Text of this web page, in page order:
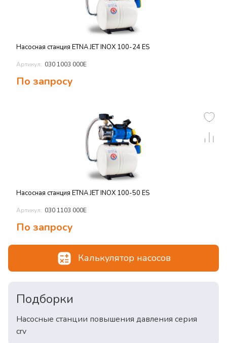
Насосная станция ETNA JET INOX 100-24 ES
Артикул: 030 1003 000E
По запросу
Насосная станция ETNA JET INOX 100-50 ES
Артикул: 030 1103 000E
По запросу
Калькулятор насосов
Подборки
Насосные станции повышения давления серия
crv